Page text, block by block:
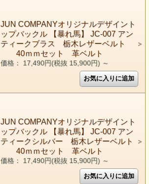
JUN COMPANYオリジナルデザイント
ップバックル 【暴れ馬】 JC-007 アン
ティークブラス 栃木レザーベルト
40ｍｍセット 革ベルト
価格： 17,490円(税抜 15,900円) ～
JUN COMPANYオリジナルデザイント
ップバックル 【暴れ馬】 JC-007 アン
ティークシルバー 栃木レザーベルト
40ｍｍセット 革ベルト
価格： 17,490円(税抜 15,900円) ～